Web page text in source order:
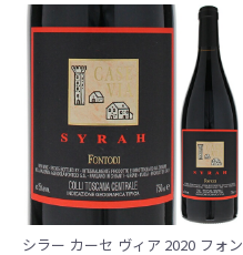
シラー カーセ ヴィア 2020 フォン